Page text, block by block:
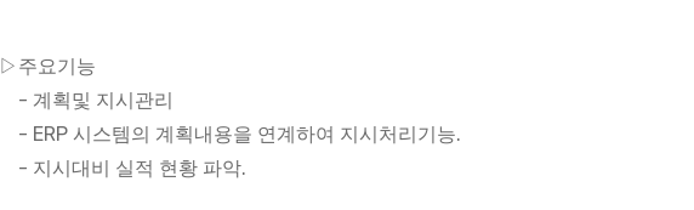
▷주요기능
- 계획및 지시관리
- ERP 시스템의 계획내용을 연계하여 지시처리기능.
- 지시대비 실적 현황 파악.